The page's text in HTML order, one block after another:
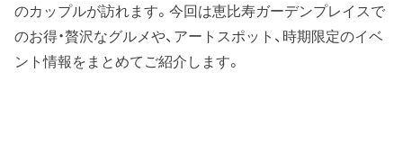
のカップルが訪れます。今回は恵比寿ガーデンプレイスで
のお得・贅沢なグルメや、アートスポット、時期限定のイベ
ント情報をまとめてご紹介します。